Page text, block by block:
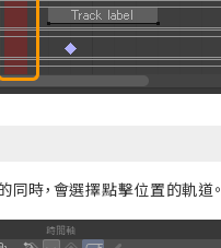
時，會選擇點擊位置的軌道。